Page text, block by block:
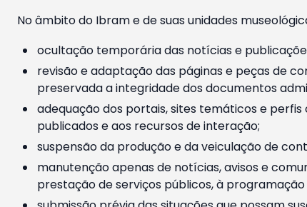
No âmbito do Ibram e de suas unidades
ocultação temporária das notícias e
revisão e adaptação das páginas e peças de
preservada a integridade dos documentos
adequação dos portais, sites temáticos e perfis
publicados e aos recursos de interação;
suspensão da produção e da veiculação de
manutenção apenas de notícias, avisos e
prestação de serviços públicos, à